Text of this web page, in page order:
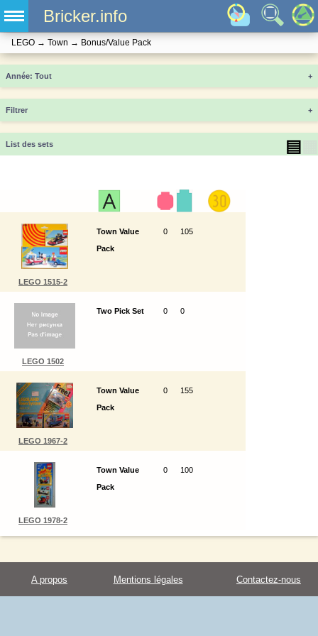
Bricker.info
LEGO → Town → Bonus/Value Pack
Année +
Filtrer +
List des sets ▤
LEGO 1515-2
Town Value
Pack
0 105
LEGO 1502
Two Pick Set 0 0
LEGO 1967-2
Town Value
Pack
0 155
LEGO 1978-2
Town Value
Pack
0 100
A propos Mentions légales Contactez-nous